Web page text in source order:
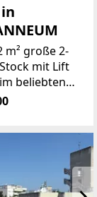
m² große 2-
mit Lift
beliebten